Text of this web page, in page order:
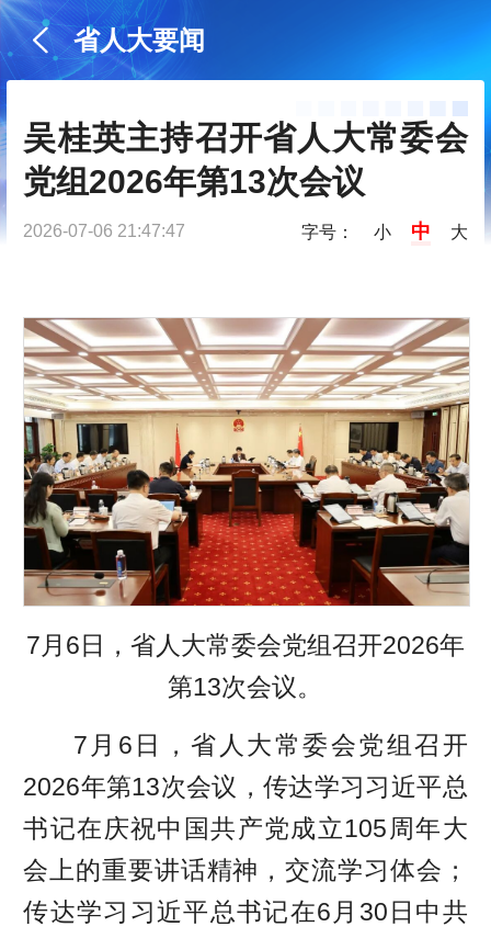
省人大要闻
吴桂英主持召开省人大常委会
党组2026年第13次会议
2026-07-06 21:47:47 字号： 小 中 大
7月6日，省人大常委会党组召开2026年
第13次会议。
7月6日，省人大常委会党组召开
2026年第13次会议，传达学习习近平总
书记在庆祝中国共产党成立105周年大
会上的重要讲话精神，交流学习体会；
传达学习习近平总书记在6月30日中共